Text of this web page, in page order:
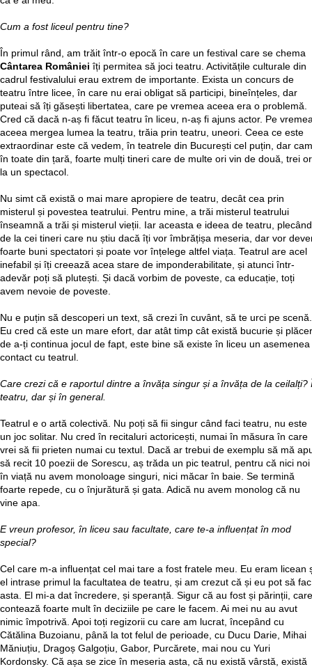
Cum a fost liceul pentru tine?
În primul rând, am trăit într-o epocă în care un festival care se chema
Cântarea României îți permitea să joci teatru. Activitățile culturale din
cadrul festivalului erau extrem de importante. Exista un concurs de
teatru între licee, în care nu erai obligat să participi, bineînțeles, dar
puteai să îți găsești libertatea, care pe vremea aceea era o problemă.
Cred că dacă n-aș fi făcut teatru în liceu, n-aș fi ajuns actor. Pe
aceea mergea lumea la teatru, trăia prin teatru, uneori. Ceea ce este
extraordinar este că vedem, în teatrele din București cel puțin, dar cam
în toate din țară, foarte mulți tineri care de multe ori vin de două, trei
la un spectacol.
Nu simt că există o mai mare apropiere de teatru, decât cea prin
misterul și povestea teatrului. Pentru mine, a trăi misterul teatrului
înseamnă a trăi și misterul vieții. Iar aceasta e ideea de teatru, plecând
de la cei tineri care nu știu dacă îți vor îmbrățișa meseria, dar vor
foarte buni spectatori și poate vor înțelege altfel viața. Teatrul are acel
inefabil și îți creează acea stare de imponderabilitate, și atunci într-
adevăr poți să plutești. Și dacă vorbim de poveste, ca educație, toți
avem nevoie de poveste.
Nu e puțin să descoperi un text, să crezi în cuvânt, să te urci pe scenă.
Eu cred că este un mare efort, dar atât timp cât există bucurie și
de a-ți continua jocul de fapt, este bine să existe în liceu un asemenea
contact cu teatrul.
Care crezi că e raportul dintre a învăța singur și a învăța de la ceilalți?
teatru, dar și în general.
Teatrul e o artă colectivă. Nu poți să fii singur când faci teatru, nu este
un joc solitar. Nu cred în recitaluri actoricești, numai în măsura în care
vrei să fii prieten numai cu textul. Dacă ar trebui de exemplu să mă
să recit 10 poezii de Sorescu, aș trăda un pic teatrul, pentru că nici noi
în viață nu avem monoloage singuri, nici măcar în baie. Se termină
foarte repede, cu o înjurătură și gata. Adică nu avem monolog că nu
vine apa.
E vreun profesor, în liceu sau facultate, care te-a influențat în mod
special?
Cel care m-a influențat cel mai tare a fost fratele meu. Eu eram licean
el intrase primul la facultatea de teatru, și am crezut că și eu pot să fac
asta. El mi-a dat încredere, și speranță. Sigur că au fost și părinții, care
contează foarte mult în deciziile pe care le facem. Ai mei nu au avut
nimic împotrivă. Apoi toți regizorii cu care am lucrat, începând cu
Cătălina Buzoianu, până la tot felul de perioade, cu Ducu Darie, Mihai
Măniuțiu, Dragoș Galgoțiu, Gabor, Purcărete, mai nou cu Yuri
Kordonsky. Că așa se zice în meseria asta, că nu există vârstă, există